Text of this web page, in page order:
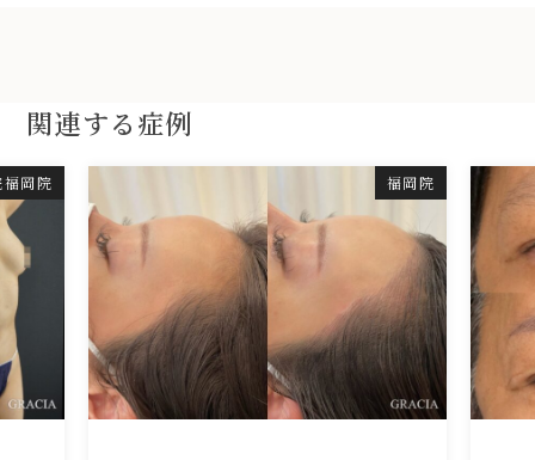
関連する症例
岡院 福岡院